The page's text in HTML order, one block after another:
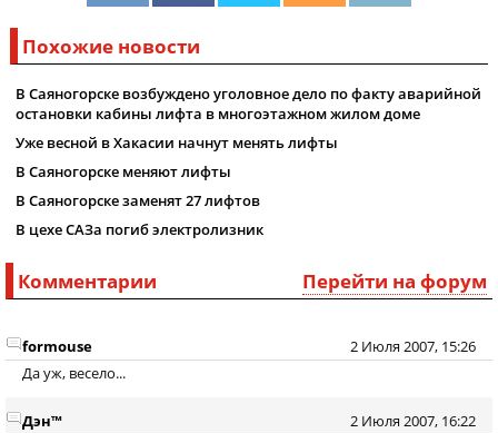
Похожие новости
В Саяногорске возбуждено уголовное дело по факту аварийной
остановки кабины лифта в многоэтажном жилом доме
Уже весной в Хакасии начнут менять лифты
В Саяногорске меняют лифты
В Саяногорске заменят 27 лифтов
В цехе САЗа погиб электролизник
Перейти на форум
Комментарии
2 Июля 2007, 15:26
formouse
Да уж, весело...
2 Июля 2007, 16:22
Дэн™